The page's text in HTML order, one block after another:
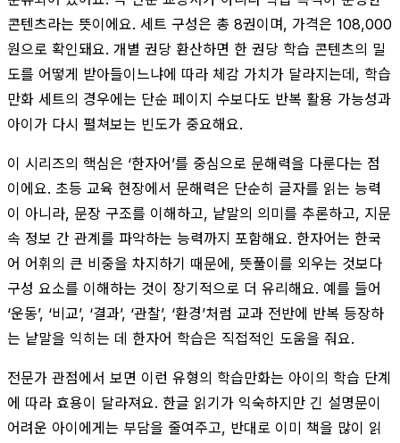
콘텐츠라는 뜻이에요. 세트 구성은 총 8권이며, 가격은 108,000
원으로 확인돼요. 개별 권당 환산하면 한 권당 학습 콘텐츠의 밀
도를 어떻게 받아들이느냐에 따라 체감 가치가 달라지는데, 학습
만화 세트의 경우에는 단순 페이지 수보다도 반복 활용 가능성과
아이가 다시 펼쳐보는 빈도가 중요해요.
이 시리즈의 핵심은 ‘한자어’를 중심으로 문해력을 다룬다는 점
이에요. 초등 교육 현장에서 문해력은 단순히 글자를 읽는 능력
이 아니라, 문장 구조를 이해하고, 낱말의 의미를 추론하고, 지문
속 정보 간 관계를 파악하는 능력까지 포함해요. 한자어는 한국
어 어휘의 큰 비중을 차지하기 때문에, 뜻풀이를 외우는 것보다
구성 요소를 이해하는 것이 장기적으로 더 유리해요. 예를 들어
‘운동’, ‘비교’, ‘결과’, ‘관찰’, ‘환경’처럼 교과 전반에 반복 등장하
는 낱말을 익히는 데 한자어 학습은 직접적인 도움을 줘요.
전문가 관점에서 보면 이런 유형의 학습만화는 아이의 학습 단계
에 따라 효용이 달라져요. 한글 읽기가 익숙하지만 긴 설명문이
어려운 아이에게는 부담을 줄여주고, 반대로 이미 책을 많이 읽